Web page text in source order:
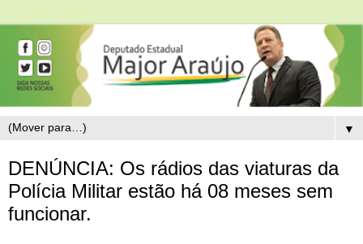
▼
DENÚNCIA: Os rádios das viaturas da
Polícia Militar estão há 08 meses sem
funcionar.